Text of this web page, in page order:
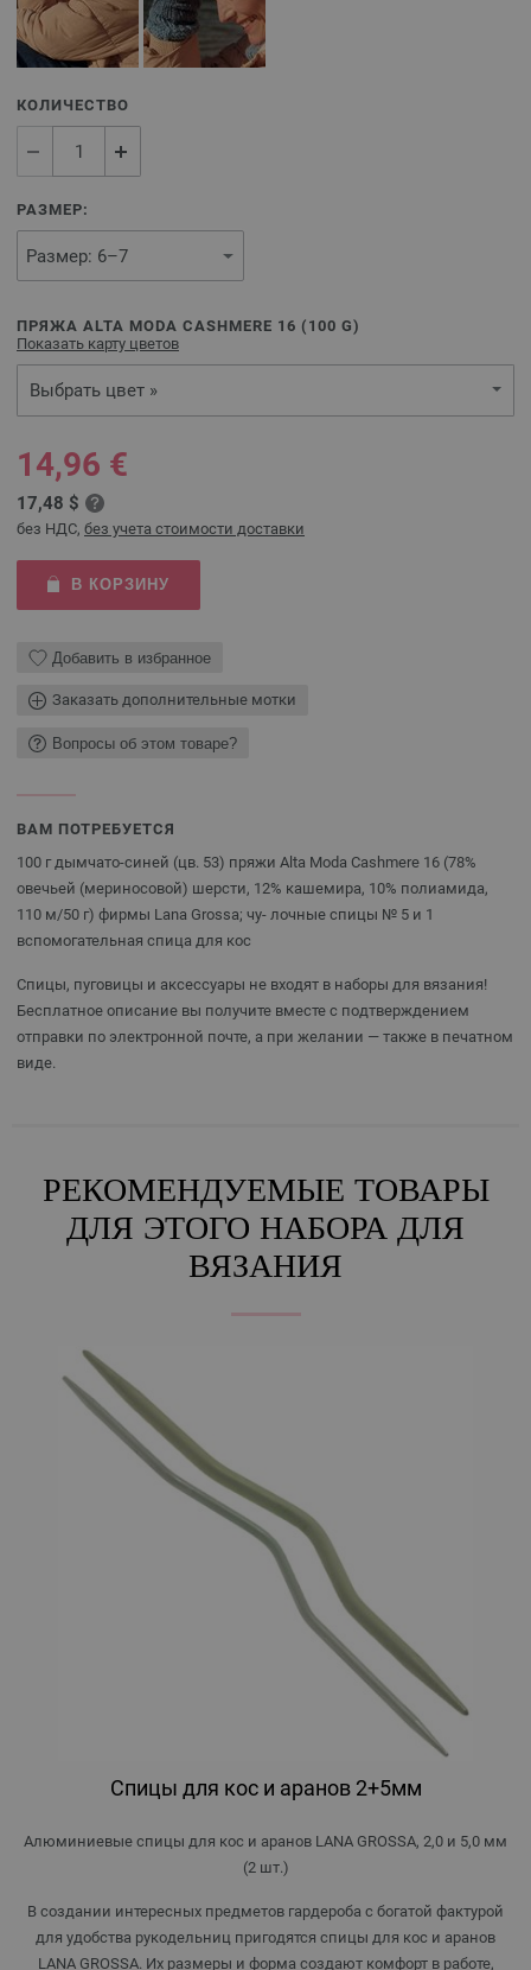
КОЛИЧЕСТВО
РАЗМЕР:
ПРЯЖА ALTA MODA CASHMERE 16 ( 100 G)
Показать карту цветов
Выбрать цвет »
14,96 €
17,48 $
без НДС, без учета стоимости доставки
В КОРЗИНУ
Добавить в избранное
Заказать дополнительные мотки
Вопросы об этом товаре?
ВАМ ПОТРЕБУЕТСЯ
100 г дымчато-синей (цв. 53) пряжи Alta Moda Cashmere 16 (78%
овечьей (мериносовой) шерсти, 12% кашемира, 10% полиамида,
110 м/50 г) фирмы Lana Grossa; чу- лочные спицы № 5 и 1
вспомогательная спица для кос
Спицы, пуговицы и аксессуары не входят в наборы для вязания!
Бесплатное описание вы получите вместе с подтверждением
отправки по электронной почте, а при желании — также в печатном
виде.
РЕКОМЕНДУЕМЫЕ ТОВАРЫ
ДЛЯ ЭТОГО НАБОРА ДЛЯ
ВЯЗАНИЯ
Спицы для кос и аранов 2+5мм
Алюминиевые спицы для кос и аранов LANA GROSSA, 2,0 и 5,0 мм
(2 шт.)
В создании интересных предметов гардероба с богатой фактурой
для удобства рукодельниц пригодятся спицы для кос и аранов
LANA GROSSA. Их размеры и форма создают комфорт в работе,